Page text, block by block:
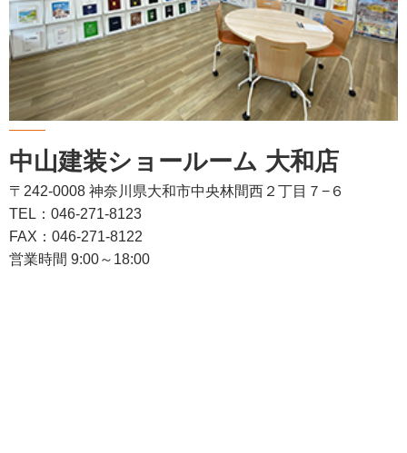
中山建装ショールーム 大和店
〒242-0008 神奈川県大和市中央林間西２丁目７−６
TEL：046-271-8123
FAX：046-271-8122
営業時間 9:00～18:00